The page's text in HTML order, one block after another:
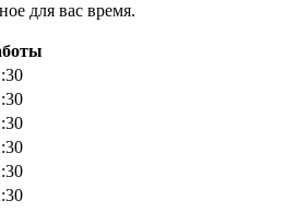
для вас время.